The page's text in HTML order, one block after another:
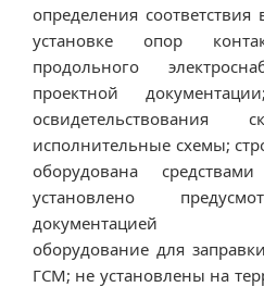
определения
установке опор
продольного
проектной
исполнительные схемы;
оборудована
установлено
документацией
оборудование для
ГСМ; не установлены на